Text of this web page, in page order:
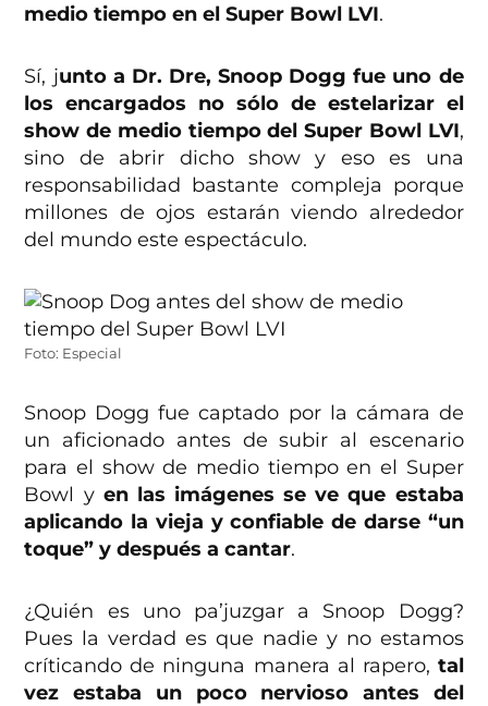
medio tiempo en el Super Bowl LVI.
Sí, junto a Dr. Dre, Snoop Dogg fue uno de
los encargados no sólo de estelarizar el
show de medio tiempo del Super Bowl LVI,
sino de abrir dicho show y eso es una
responsabilidad bastante compleja porque
millones de ojos estarán viendo alrededor
del mundo este espectáculo.
Foto: Especial
Snoop Dogg fue captado por la cámara de
un aficionado antes de subir al escenario
para el show de medio tiempo en el Super
Bowl y en las imágenes se ve que estaba
aplicando la vieja y confiable de darse “un
toque” y después a cantar.
¿Quién es uno pa’juzgar a Snoop Dogg?
Pues la verdad es que nadie y no estamos
críticando de ninguna manera al rapero, tal
vez estaba un poco nervioso antes del